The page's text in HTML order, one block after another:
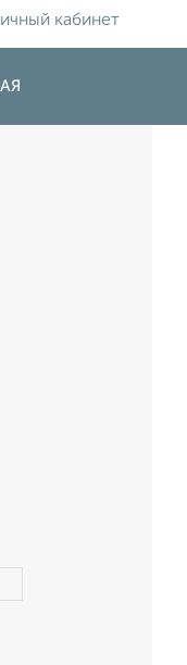
кабинет